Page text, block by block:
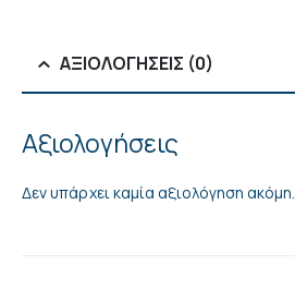
ΑΞΙΟΛΟΓΉΣΕΙΣ (0)
Αξιολογήσεις
Δεν υπάρχει καμία αξιολόγηση ακόμη.